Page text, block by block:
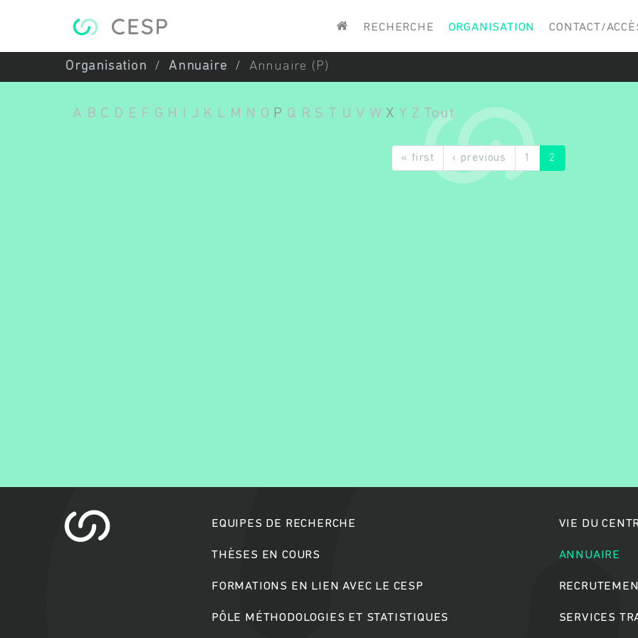
RECHERCHE ORGANISATION CONTACT/
Organisation Annuaire Annuaire (P)
A B C D E F G H J K L M N O P Q R S T U V W X Y Z Tout
« first ‹ previous 1 2
EQUIPES DE RECHERCHE
THÈSES EN COURS
FORMATIONS EN LIEN AVEC LE CESP
PÔLE MÉTHODOLOGIES ET STATISTIQUES
VIE DU
ANNUAIRE
SERVICES